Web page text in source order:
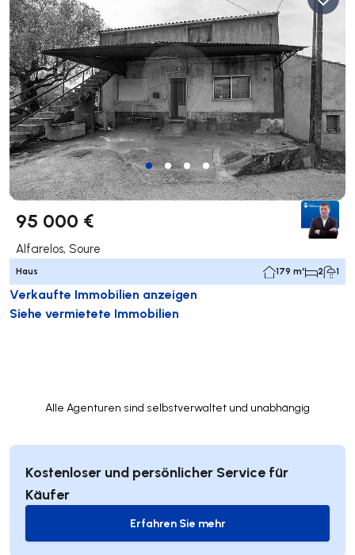
95 000 €
Alfarelos, Soure
Haus 179 m² 2 1
Verkaufte Immobilien anzeigen
Siehe vermietete Immobilien
Alle Agenturen sind selbstverwaltet und unabhängig
Kostenloser und persönlicher Service für
Käufer
Erfahren Sie mehr
Erfahren Sie mehr